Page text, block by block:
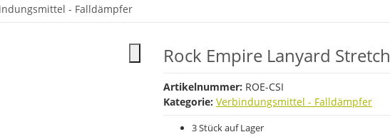
- Falldämpfer
Rock Empire Lanyard Stretch
Artikelnummer: ROE-CSI
Kategorie: Verbindungsmittel - Falldämpfer
3 Stück auf Lager